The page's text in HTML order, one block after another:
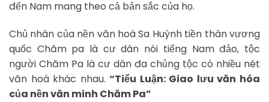
đến Nam mang theo cả bản sắc của họ.
Chủ nhân của nền văn hoá Sa Huỳnh tiền thân vương
quốc Chăm pa là cư dân nói tiếng Nam đảo, tộc
người Chăm Pa là cư dân đa chủng tộc có nhiều nét
văn hoá khác nhau.“Tiểu Luận: Giao lưu văn hóa
của nền văn minh Chăm Pa”